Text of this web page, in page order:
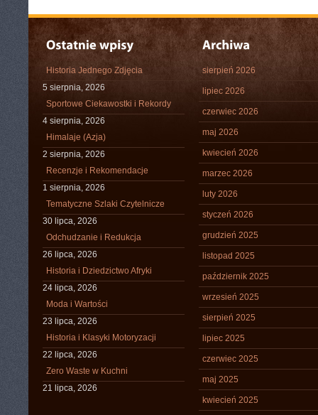
Historia Jednego Zdjęcia
5 sierpnia, 2026
Sportowe Ciekawostki i Rekordy
4 sierpnia, 2026
Himalaje (Azja)
2 sierpnia, 2026
Recenzje i Rekomendacje
1 sierpnia, 2026
Tematyczne Szlaki Czytelnicze
30 lipca, 2026
Odchudzanie i Redukcja
26 lipca, 2026
Historia i Dziedzictwo Afryki
24 lipca, 2026
Moda i Wartości
23 lipca, 2026
Historia i Klasyki Motoryzacji
22 lipca, 2026
Zero Waste w Kuchni
21 lipca, 2026
sierpień 2026
lipiec 2026
czerwiec 2026
maj 2026
kwiecień 2026
marzec 2026
luty 2026
styczeń 2026
grudzień 2025
listopad 2025
październik 2025
wrzesień 2025
sierpień 2025
lipiec 2025
czerwiec 2025
maj 2025
kwiecień 2025